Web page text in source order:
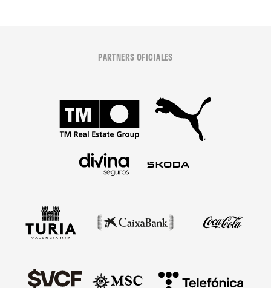
PARTNERS OFICIALES